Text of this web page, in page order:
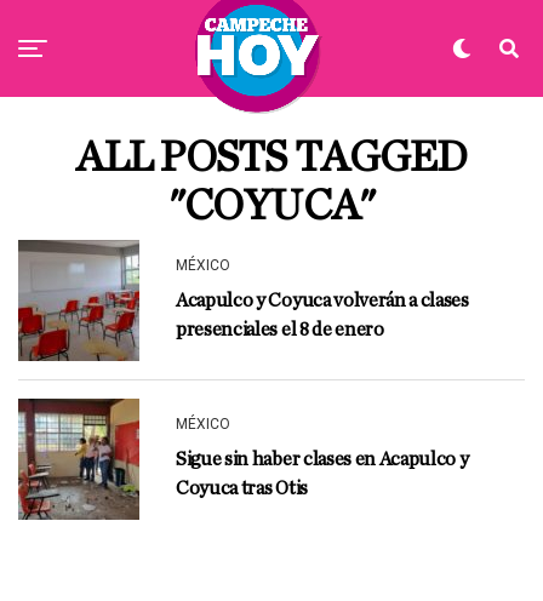
ALL POSTS TAGGED
"COYUCA"
MÉXICO
Acapulco y Coyuca volverán a clases
presenciales el 8 de enero
MÉXICO
Sigue sin haber clases en Acapulco y
Coyuca tras Otis